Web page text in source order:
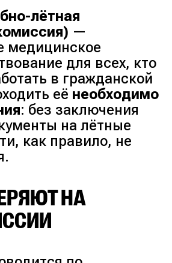
лётная
—
медицинское
для всех, кто
в гражданской
её необходимо
: без заключения
на лётные
как правило, не
НА